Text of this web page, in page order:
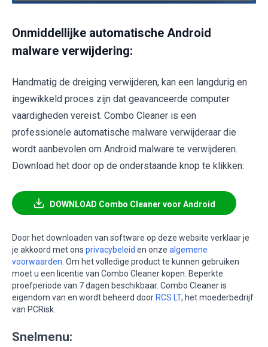
Onmiddellijke automatische Android
malware verwijdering:
Handmatig de dreiging verwijderen, kan een langdurig en
ingewikkeld proces zijn dat geavanceerde computer
vaardigheden vereist. Combo Cleaner is een
professionele automatische malware verwijderaar die
wordt aanbevolen om Android malware te verwijderen.
Download het door op de onderstaande knop te klikken:
DOWNLOAD Combo Cleaner voor Android
Door het downloaden van software op deze website verklaar je
je akkoord met ons privacybeleid en onze algemene
voorwaarden . Om het volledige product te kunnen gebruiken
moet u een licentie van Combo Cleaner kopen. Beperkte
proefperiode van 7 dagen beschikbaar. Combo Cleaner is
eigendom van en wordt beheerd door RCS LT, het moederbedrijf
van PCRisk.
Snelmenu: